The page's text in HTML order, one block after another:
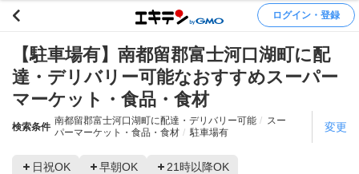
ログイン・登録
【駐車場有】南都留郡富士河口湖町に配
達・デリバリー可能なおすすめスーパー
マーケット・食品・食材
検索条件
南都留郡富士河口湖町に配達・デリバリー可能
スー
パーマーケット・食品・食材
駐車場有 変更
日祝OK 早朝OK 21時以降OK